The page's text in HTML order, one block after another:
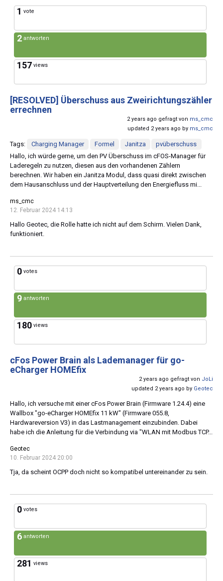
1 vote
2 antworten
157 views
[RESOLVED] Überschuss aus Zweirichtungszähler
errechnen
2 years ago gefragt von ms_cmc
updated 2 years ago by ms_cmc
Tags: Charging Manager Formel Janitza
pvüberschuss
Hallo, ich würde gerne, um den PV Überschuss im cFOS-Manager für
Laderegeln zu nutzen, diesen aus den vorhandenen Zählern
berechnen. Wir haben ein Janitza Modul, dass quasi direkt zwischen
dem Hausanschluss und der Hauptverteilung den Energiefluss mi...
ms_cmc
12. Februar 2024 14:13
Hallo Geotec, die Rolle hatte ich nicht auf dem Schirm. Vielen Dank,
funktioniert.
0 votes
9 antworten
180 views
cFos Power Brain als Lademanager für go-
eCharger HOMEfix
2 years ago gefragt von JoLi
updated 2 years ago by Geotec
Hallo, ich versuche mit einer cFos Power Brain (Firmware 1.24.4) eine
Wallbox "go-eCharger HOMEfix 11 kW" (Firmware 055.8,
Hardwareversion V3) in das Lastmanagement einzubinden. Dabei
habe ich die Anleitung für die Verbindung via "WLAN mit Modbus TCP...
Geotec
10. Februar 2024 20:00
Tja, da scheint OCPP doch nicht so kompatibel untereinander zu sein.
0 votes
6 antworten
281 views